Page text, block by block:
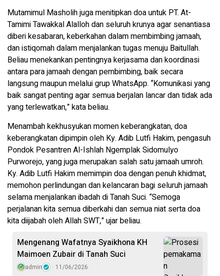
Mutamimul Masholih juga menitipkan doa untuk PT. At-
Tamimi Tawakkal Alalloh dan seluruh krunya agar senantiasa
diberi kesabaran, keberkahan dalam membimbing jamaah,
dan istiqomah dalam menjalankan tugas menuju Baitullah.
Beliau menekankan pentingnya kerjasama dan koordinasi
antara para jamaah dengan pembimbing, baik secara
langsung maupun melalui grup WhatsApp. “Komunikasi yang
baik sangat penting agar semua berjalan lancar dan tidak ada
yang terlewatkan,” kata beliau.
Menambah kekhusyukan momen keberangkatan, doa
keberangkatan dipimpin oleh Ky. Adib Lutfi Hakim, pengasuh
Pondok Pesantren Al-Ishlah Ngemplak Sidomulyo
Purworejo, yang juga merupakan salah satu jamaah umroh.
Ky. Adib Lutfi Hakim memimpin doa dengan penuh khidmat,
memohon perlindungan dan kelancaran bagi seluruh jamaah
selama menjalankan ibadah di Tanah Suci. “Semoga
perjalanan kita semua diberkahi dan semua niat serta doa
kita diijabah oleh Allah SWT,” ujar beliau.
Mengenang Wafatnya Syaikhona KH
Maimoen Zubair di Tanah Suci
admin 11/06/2026